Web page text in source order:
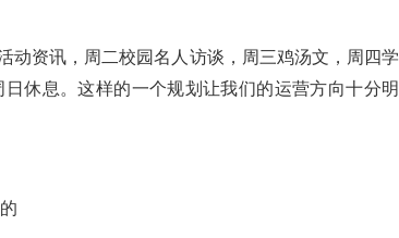
动资讯，周二校园名人访谈，周三鸡汤文，周四学
休息。这样的一个规划让我们的运营方向十分明